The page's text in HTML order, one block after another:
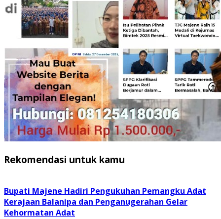
Rekomendasi untuk kamu
Bupati Majene Hadiri Pengukuhan Pemangku Adat
Kerajaan Balanipa dan Penganugerahan Gelar
Kehormatan Adat